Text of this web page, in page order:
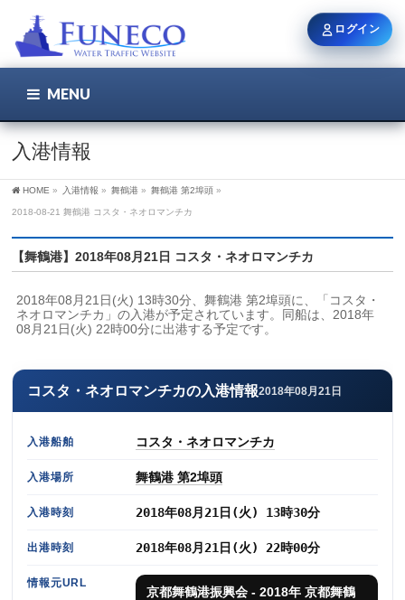
MENU
入港情報
HOME » 入港情報 » 舞鶴港 » 舞鶴港 第2埠頭 »
2018-08-21 舞鶴港 コスタ・ネオロマンチカ
【舞鶴港】2018年08月21日 コスタ・ネオロマンチカ
2018年08月21日(火) 13時30分、舞鶴港 第2埠頭に、「コスタ・
ネオロマンチカ」の入港が予定されています。同船は、2018年
08月21日(火) 22時00分に出港する予定です。
コスタ・ネオロマンチカの入港情報2018年08月21日
入港船舶 コスタ・ネオロマンチカ
入港場所 舞鶴港 第2埠頭
入港時刻 2018年08月21日(火) 13時30分
出港時刻 2018年08月21日(火) 22時00分
情報元URL
京都舞鶴港振興会 - 2018年 京都舞鶴
ログイン
ユーザー名 / メール
新規登録 パスワードを忘れた方